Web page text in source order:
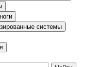
системы